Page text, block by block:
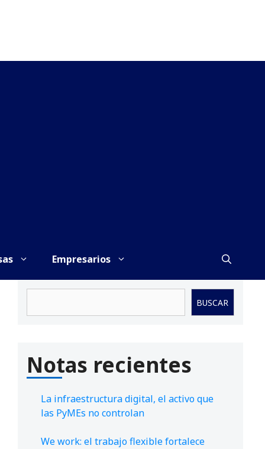
Empresarios
BUSCAR
Notas recientes
La infraestructura digital, el activo que
las PyMEs no controlan
We work: el trabajo flexible fortalece